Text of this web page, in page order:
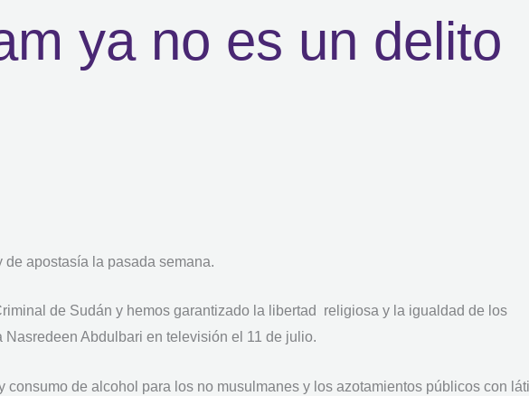
ya no es un delito
apostasía la pasada semana.
de Sudán y hemos garantizado la libertad religiosa y la igualdad de los
Abdulbari en televisión el 11 de julio.
consumo de alcohol para los no musulmanes y los azotamientos públicos con